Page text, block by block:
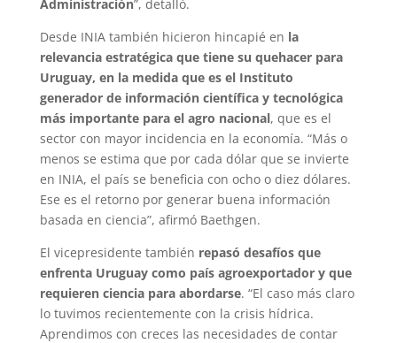
Administración”, detalló.
Desde INIA también hicieron hincapié en la
relevancia estratégica que tiene su quehacer para
Uruguay, en la medida que es el Instituto
generador de información científica y tecnológica
más importante para el agro nacional, que es el
sector con mayor incidencia en la economía. “Más o
menos se estima que por cada dólar que se invierte
en INIA, el país se beneficia con ocho o diez dólares.
Ese es el retorno por generar buena información
basada en ciencia”, afirmó Baethgen.
El vicepresidente también repasó desafíos que
enfrenta Uruguay como país agroexportador y que
requieren ciencia para abordarse. “El caso más claro
lo tuvimos recientemente con la crisis hídrica.
Aprendimos con creces las necesidades de contar